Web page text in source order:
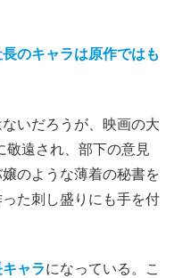
のキャラは原作ではも
いだろうが、映画の大
敬遠され、部下の意見
のような薄着の秘書を
た刺し盛りにも手を付
ャラになっている。こ